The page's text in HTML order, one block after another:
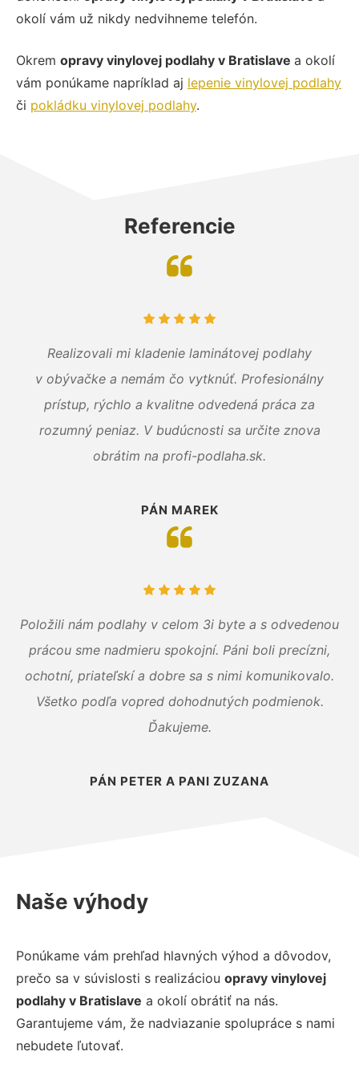
okolí vám už nikdy nedvihneme telefón.
Okrem opravy vinylovej podlahy v Bratislave a okolí
vám ponúkame napríklad aj lepenie vinylovej podlahy
či pokládku vinylovej podlahy.
Referencie
Realizovali mi kladenie laminátovej podlahy
v obývačke a nemám čo vytknúť. Profesionálny
prístup, rýchlo a kvalitne odvedená práca za
rozumný peniaz. V budúcnosti sa určite znova
obrátim na profi-podlaha.sk.
PÁN MAREK
Položili nám podlahy v celom 3i byte a s odvedenou
prácou sme nadmieru spokojní. Páni boli precízni,
ochotní, priateľskí a dobre sa s nimi komunikovalo.
Všetko podľa vopred dohodnutých podmienok.
Ďakujeme.
PÁN PETER A PANI ZUZANA
Naše výhody
Ponúkame vám prehľad hlavných výhod a dôvodov,
prečo sa v súvislosti s realizáciou opravy vinylovej
podlahy v Bratislave a okolí obrátiť na nás.
Garantujeme vám, že nadviazanie spolupráce s nami
nebudete ľutovať.